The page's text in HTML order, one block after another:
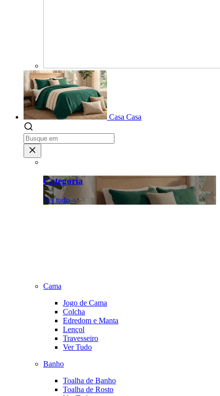
Casa Casa
Categoria
Ver tudo >
Cama
Jogo de Cama
Colcha
Edredom e Manta
Lençol
Travesseiro
Ver Tudo
Banho
Toalha de Banho
Toalha de Rosto